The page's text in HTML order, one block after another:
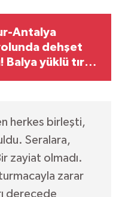
Antalya
dehşet
Balya yüklü tır
herkes birleşti,
Seralara,
zayiat olmadı.
zarar
derecede